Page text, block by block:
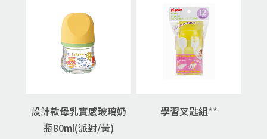
設計款母乳實感玻璃奶
瓶80ml(派對/黃)
學習叉匙組**